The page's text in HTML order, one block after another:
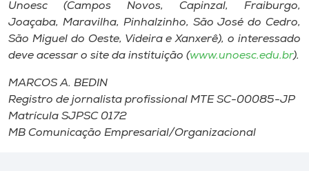
Unoesc (Campos Novos, Capinzal, Fraiburgo,
Joaçaba, Maravilha, Pinhalzinho, São José do Cedro,
São Miguel do Oeste, Videira e Xanxerê), o interessado
deve acessar o site da instituição (www.unoesc.edu.br).
MARCOS A. BEDIN
Registro de jornalista profissional MTE SC-00085-JP
Matrícula SJPSC 0172
MB Comunicação Empresarial/Organizacional